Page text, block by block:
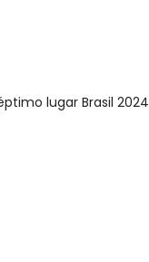
lugar Brasil 2024